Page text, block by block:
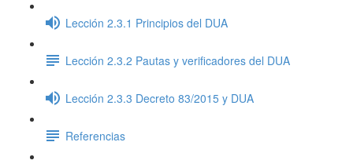
Lección 2.3.1 Principios del DUA
Lección 2.3.2 Pautas y verificadores del DUA
Lección 2.3.3 Decreto 83/2015 y DUA
Referencias